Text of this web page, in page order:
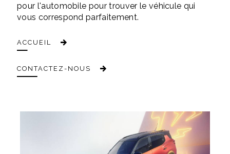
pour l'automobile pour trouver le véhicule qui
vous correspond parfaitement.
ACCUEIL
CONTACTEZ-NOUS